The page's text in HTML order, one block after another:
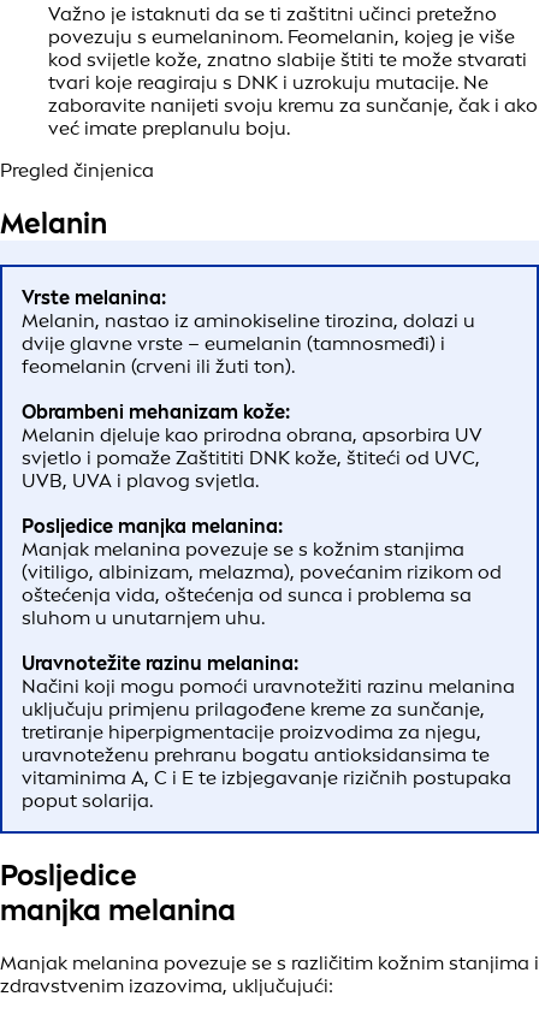
Važno je istaknuti da se ti zaštitni učinci pretežno
povezuju s eumelaninom. Feomelanin, kojeg je više
kod svijetle kože, znatno slabije štiti te može stvarati
tvari koje reagiraju s DNK i uzrokuju mutacije. Ne
zaboravite nanijeti svoju kremu za sunčanje, čak i ako
već imate preplanulu boju.
Pregled činjenica
Melanin
Vrste melanina:
Melanin, nastao iz aminokiseline tirozina, dolazi u
dvije glavne vrste – eumelanin (tamnosmeđi) i
feomelanin (crveni ili žuti ton).
Obrambeni mehanizam kože:
Melanin djeluje kao prirodna obrana, apsorbira UV
svjetlo i pomaže Zaštititi DNK kože, štiteći od UVC,
UVB, UVA i plavog svjetla.
Posljedice manjka melanina:
Manjak melanina povezuje se s kožnim stanjima
(vitiligo, albinizam, melazma), povećanim rizikom od
oštećenja vida, oštećenja od sunca i problema sa
sluhom u unutarnjem uhu.
Uravnotežite razinu melanina:
Načini koji mogu pomoći uravnotežiti razinu melanina
uključuju primjenu prilagođene kreme za sunčanje,
tretiranje hiperpigmentacije proizvodima za njegu,
uravnoteženu prehranu bogatu antioksidansima te
vitaminima A, C i E te izbjegavanje rizičnih postupaka
poput solarija.
Posljedice
manjka melanina
Manjak melanina povezuje se s različitim kožnim stanjima i
zdravstvenim izazovima, uključujući: